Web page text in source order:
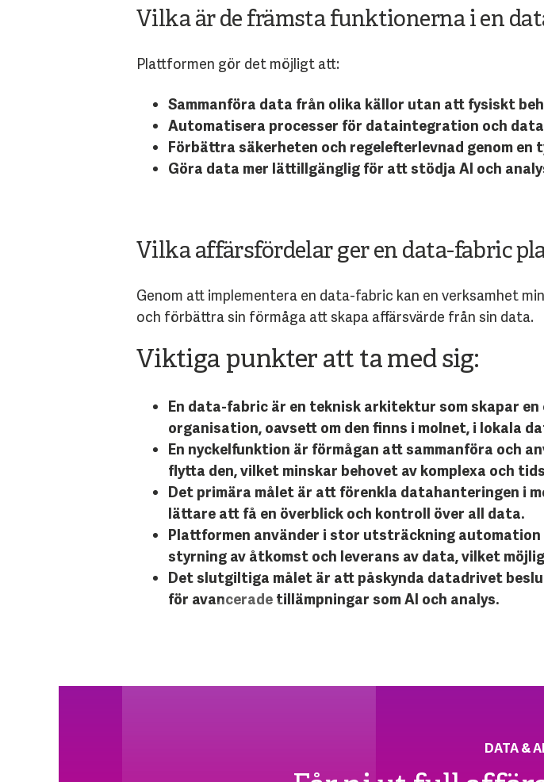
Vilka är de främsta funktionerna i en
Plattformen gör det möjligt att:
Sammanföra data från olika källor utan att fysiskt
Automatisera processer för dataintegration och
Förbättra säkerheten och regelefterlevnad genom en
Göra data mer lättillgänglig för att stödja AI och
Vilka affärsfördelar ger en data-fabric
Genom att implementera en data-fabric kan en verksamhet
och förbättra sin förmåga att skapa affärsvärde från sin data.
Viktiga punkter att ta med sig:
En data-fabric är en teknisk arkitektur som skapar
organisation, oavsett om den finns i molnet, i lokala
En nyckelfunktion är förmågan att sammanföra och
flytta den, vilket minskar behovet av komplexa och
Det primära målet är att förenkla datahanteringen i
lättare att få en överblick och kontroll över all data.
Plattformen använder i stor utsträckning
styrning av åtkomst och leverans av data, vilket
Det slutgiltiga målet är att påskynda datadrivet
för avancerade tillämpningar som AI och analys.
DATA &